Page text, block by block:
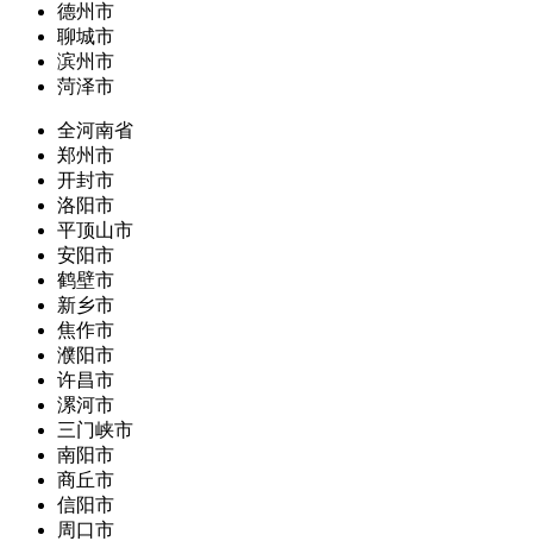
德州市
聊城市
滨州市
菏泽市
全河南省
郑州市
开封市
洛阳市
平顶山市
安阳市
鹤壁市
新乡市
焦作市
濮阳市
许昌市
漯河市
三门峡市
南阳市
商丘市
信阳市
周口市